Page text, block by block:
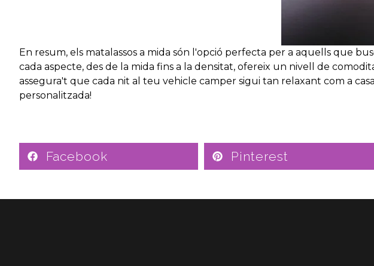
En resum, els matalassos a mida són l'opció perfecta per a aquells que
cada aspecte, des de la mida fins a la densitat, ofereix un nivell de
assegura't que cada nit al teu vehicle camper sigui tan relaxant com a
personalitzada!
Facebook Pinterest